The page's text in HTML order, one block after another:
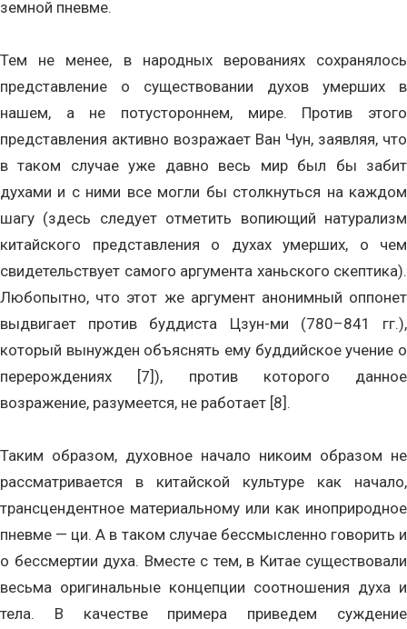
земной пневме.
Тем не менее, в народных верованиях сохранялось
представление о существовании духов умерших в
нашем, а не потустороннем, мире. Против этого
представления активно возражает Ван Чун, заявляя, что
в таком случае уже давно весь мир был бы забит
духами и с ними все могли бы столкнуться на каждом
шагу (здесь следует отметить вопиющий натурализм
китайского представления о духах умерших, о чем
свидетельствует самого аргумента ханьского скептика).
Любопытно, что этот же аргумент анонимный оппонет
выдвигает против буддиста Цзун-ми (780–841 гг.),
который вынужден объяснять ему буддийское учение о
перерождениях [7]), против которого данное
возражение, разумеется, не работает [8].
Таким образом, духовное начало никоим образом не
рассматривается в китайской культуре как начало,
трансцендентное материальному или как иноприродное
пневме — ци. А в таком случае бессмысленно говорить и
о бессмертии духа. Вместе с тем, в Китае существовали
весьма оригинальные концепции соотношения духа и
тела. В качестве примера приведем суждение